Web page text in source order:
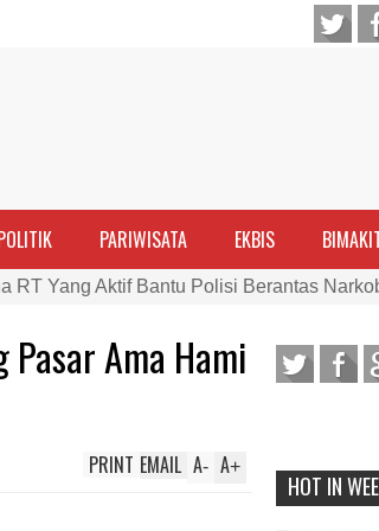
PARIWISATA EKBIS
RT Yang Aktif Bantu Polisi Berantas
Ekonomi Keluarga pada Pelatihan
Kapal Wisata Tenggelam di
Kejari dan Kodim 1608
Silaturahmi dengan Masyarakat
Pasar Ama Hami
A+
A-
EMAIL
PRINT
HOT IN